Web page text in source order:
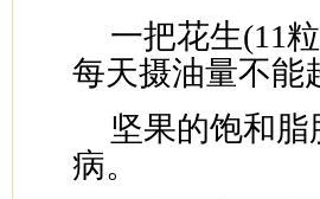
一把花生(11
每天摄油量不能
坚果的饱和
病。